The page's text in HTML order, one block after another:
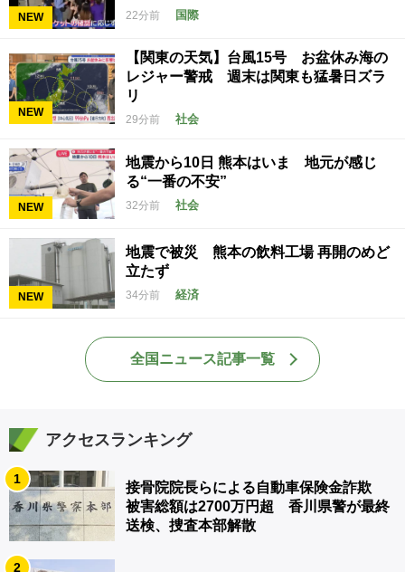
NEW 22分前 国際
NEW
【関東の天気】台風15号 お盆休み海の
レジャー警戒 週末は関東も猛暑日ズラ
リ
29分前 社会
NEW
地震から10日 熊本はいま 地元が感じ
る“一番の不安”
32分前 社会
NEW
地震で被災 熊本の飲料工場 再開のめど
立たず
34分前 経済
全国ニュース記事一覧
アクセスランキング
1
接骨院院長らによる自動車保険金詐欺
被害総額は2700万円超 香川県警が最終
送検、捜査本部解散
2